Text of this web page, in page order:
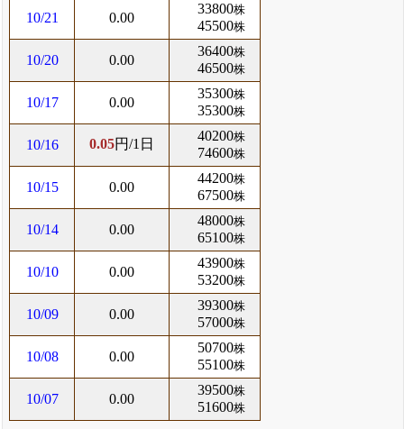
10/21 0.00
33800株
45500株
10/20 0.00
36400株
46500株
10/17 0.00
35300株
35300株
10/16 0.05円/1日
40200株
74600株
10/15 0.00
44200株
67500株
10/14 0.00
48000株
65100株
10/10 0.00
43900株
53200株
10/09 0.00
39300株
57000株
10/08 0.00
50700株
55100株
10/07 0.00
39500株
51600株